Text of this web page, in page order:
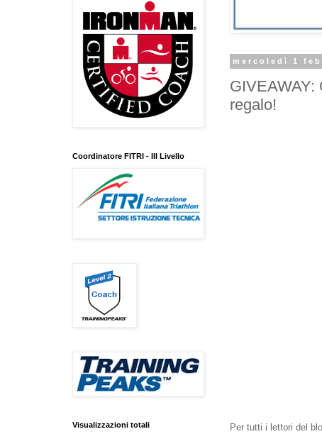
mercoledì 1
GIVEAWAY:
regalo!
Per tutti i lettori del
Coordinatore FITRI - III Livello
Visualizzazioni totali